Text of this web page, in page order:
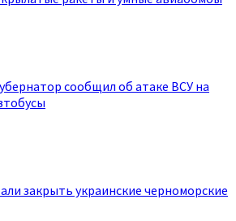
сообщил об атаке ВСУ на
закрыть украинские черноморские